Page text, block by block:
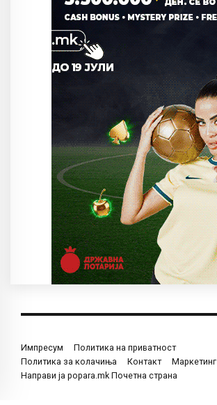
Импресум
Политика на приватност
Политика за колачиња
Контакт
Маркетинг
Направи ја popara.mk Почетна страна